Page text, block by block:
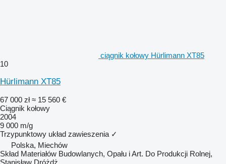
ciągnik kołowy Hürlimann XT85
10
Hürlimann XT85
67 000 zł ≈ 15 560 €
Ciągnik kołowy
2004
9 000 m/g
Trzypunktowy układ zawieszenia ✓
Polska, Miechów
Skład Materiałów Budowlanych, Opału i Art. Do Produkcji Rolnej,
Stanisław Dróżdż